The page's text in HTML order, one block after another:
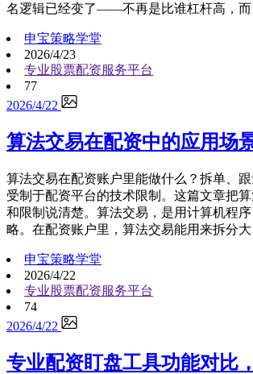
名逻辑已经变了——不再是比谁杠杆高，
申宝策略学堂
2026/4/23
专业股票配资服务平台
77
2026/4/22
算法交易在配资中的应用场
算法交易在配资账户里能做什么？拆单、
受制于配资平台的技术限制。这篇文章把
和限制说清楚。算法交易，是用计算机程
略。在配资账户里，算法交易能用来拆分
申宝策略学堂
2026/4/22
专业股票配资服务平台
74
2026/4/22
专业配资盯盘工具功能对比